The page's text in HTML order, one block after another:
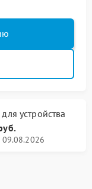
для устройства
09.08.2026